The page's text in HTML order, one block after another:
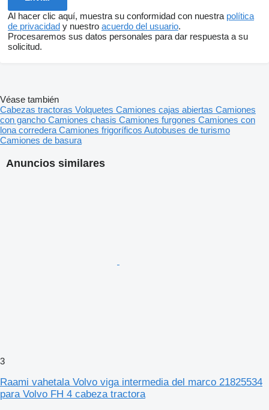
Al hacer clic aquí, muestra su conformidad con nuestra política
de privacidad y nuestro acuerdo del usuario.
Procesaremos sus datos personales para dar respuesta a su
solicitud.
Anuncios similares
3
Raami vahetala Volvo viga intermedia del marco 21825534
para Volvo FH 4 cabeza tractora
Véase también
Cabezas tractoras Volquetes Camiones cajas abiertas Camiones
con gancho Camiones chasis Camiones furgones Camiones con
lona corredera Camiones frigoríficos Autobuses de turismo
Camiones de basura